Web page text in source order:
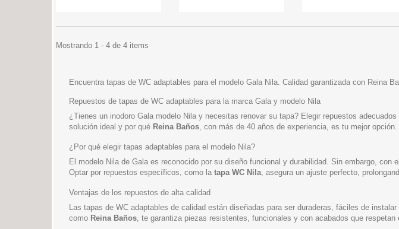
Mostrando 1 - 4 de 4 items
Encuentra tapas de WC adaptables para el modelo Gala Nila. Calidad garantizada con Reina
Repuestos de tapas de WC adaptables para la marca Gala y modelo Nila
¿Tienes un inodoro Gala modelo Nila y necesitas renovar su tapa? Elegir repuestos
solución ideal y por qué Reina Baños, con más de 40 años de experiencia, es tu mejor opción.
¿Por qué elegir tapas adaptables para el modelo Nila?
El modelo Nila de Gala es reconocido por su diseño funcional y durabilidad. Sin embargo,
Optar por repuestos específicos, como la tapa WC Nila, asegura un ajuste perfecto,
Ventajas de los repuestos de alta calidad
Las tapas de WC adaptables de calidad están diseñadas para ser duraderas, fáciles de
como Reina Baños, te garantiza piezas resistentes, funcionales y con acabados que respetan